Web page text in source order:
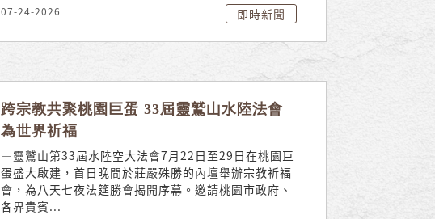
07-24-2026 即時新聞
跨宗教共聚桃園巨蛋 33屆靈鷲山水陸法會
為世界祈福
—靈鷲山第33屆水陸空大法會7月22日至29日在桃園巨
蛋盛大啟建，首日晚間於莊嚴殊勝的內壇舉辦宗教祈福
會，為八天七夜法筵勝會揭開序幕。邀請桃園市政府、
各界貴賓...